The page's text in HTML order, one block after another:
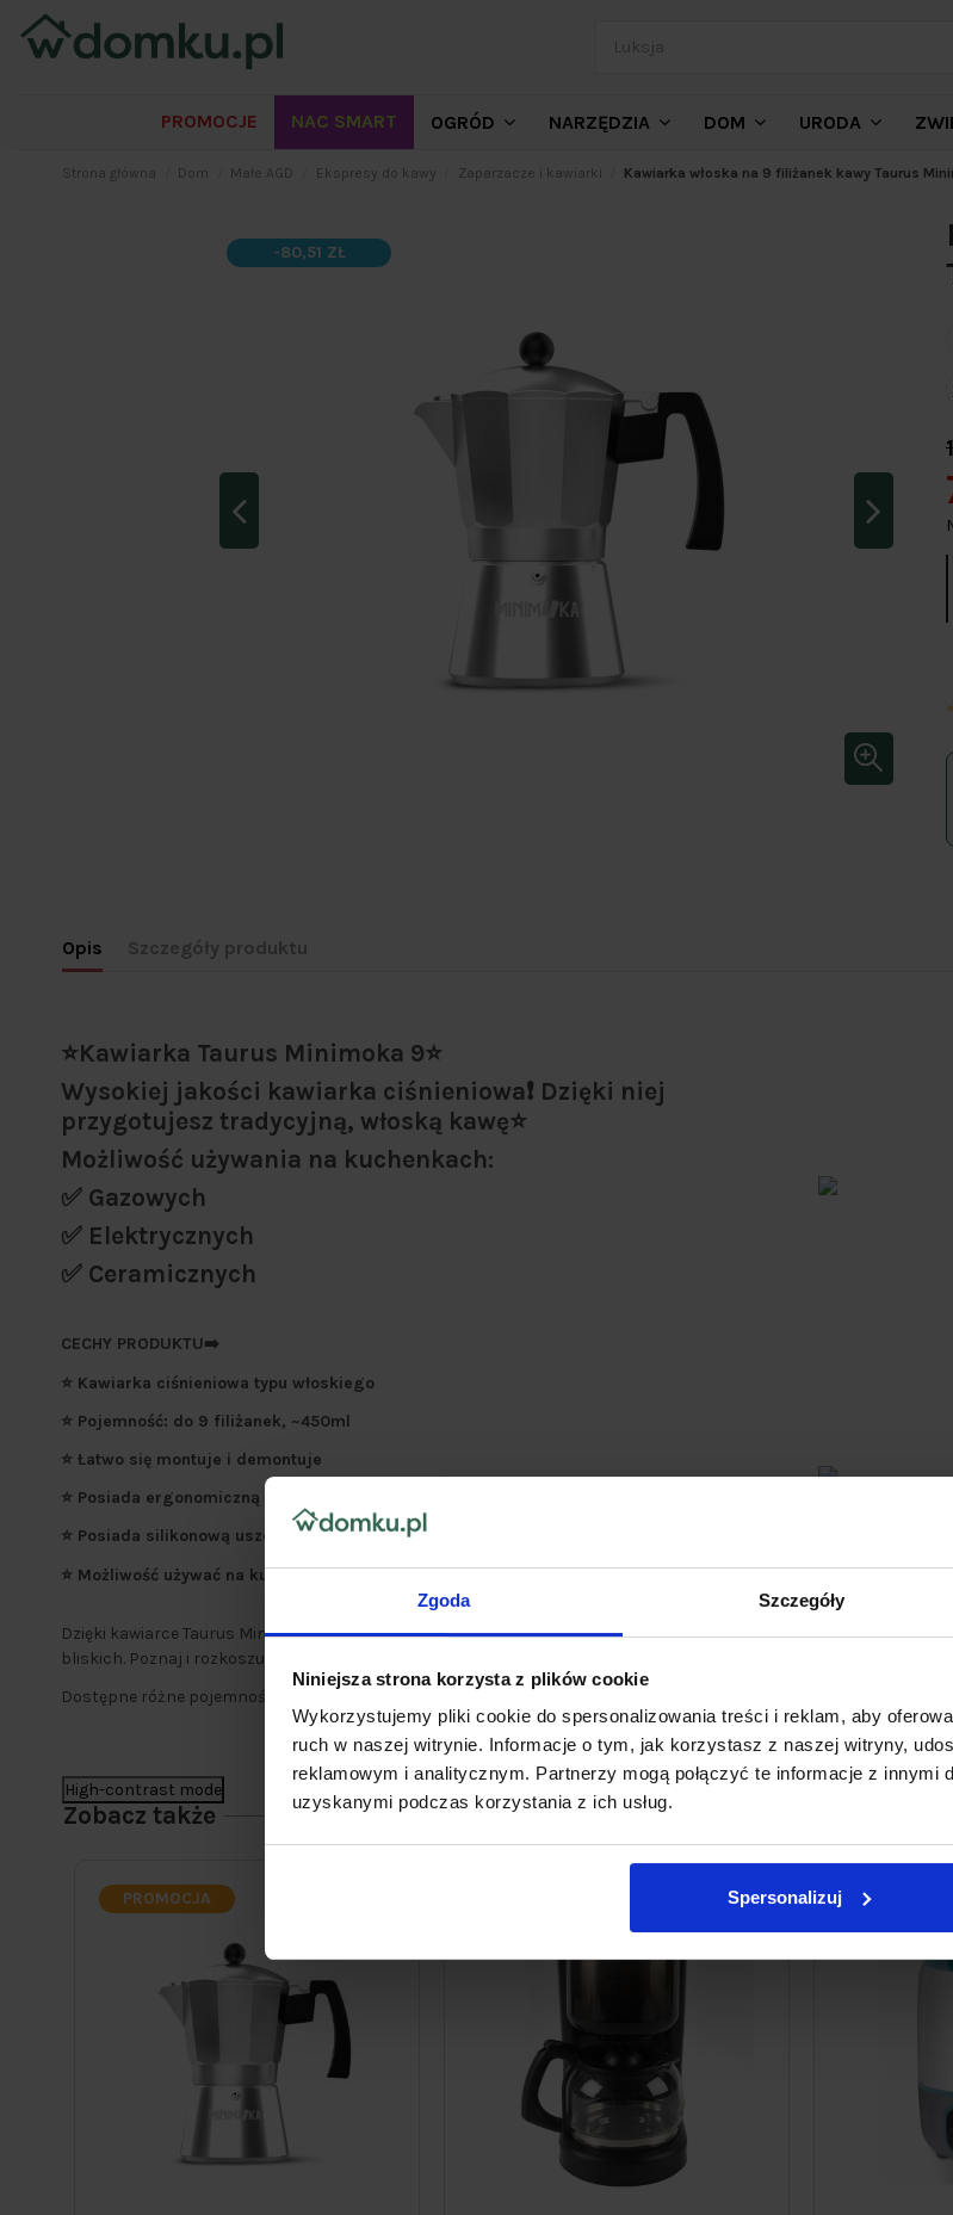
Zgoda Szczegóły
Niniejsza strona korzysta z plików cookie
Wykorzystujemy pliki cookie do spersonalizowania treści i reklam, aby
ruch w naszej witrynie. Informacje o tym, jak korzystasz z naszej witryny,
reklamowym i analitycznym. Partnerzy mogą połączyć te informacje z innymi
uzyskanymi podczas korzystania z ich usług.
Spersonalizuj
PROMOCJE NAC SMART OGRÓD NARZĘDZIA DOM URODA
Strona główna Dom Małe AGD Ekspresy do kawy Zaparzacze i kawiarki Kawiarka włoska na 9 filiżanek kawy Taurus
-80,51 ZŁ
Opis Szczegóły produktu
⭐Kawiarka Taurus Minimoka 9⭐
Wysokiej jakości kawiarka ciśnieniowa❗ Dzięki niej
przygotujesz tradycyjną, włoską kawę⭐
Możliwość używania na kuchenkach:
✅ Gazowych
✅ Elektrycznych
✅ Ceramicznych
CECHY PRODUKTU➡️
⭐ Kawiarka ciśnieniowa typu włoskiego
⭐ Pojemność: do 9 filiżanek, ~450ml
⭐ Łatwo się montuje i demontuje
⭐ Posiada ergonomiczną rączkę
⭐ Posiada silikonową uszczelkę i zawór bezpieczeństwa
⭐ Możliwość używać na kuchenkach: gazowych, elektrycznych, ceramicznych
Dzięki kawiarce Taurus Minimokaprzygotujesz najsmaczniejszą kawę, dla Ciebie i Twoich
bliskich. Poznaj i rozkoszuj się prawdziwym smakiem kawy parzonej na małym ogniu
Dostępne różne pojemności kawiarek⭐
High-contrast mode
Zobacz także
PROMOCJA PROMOCJA